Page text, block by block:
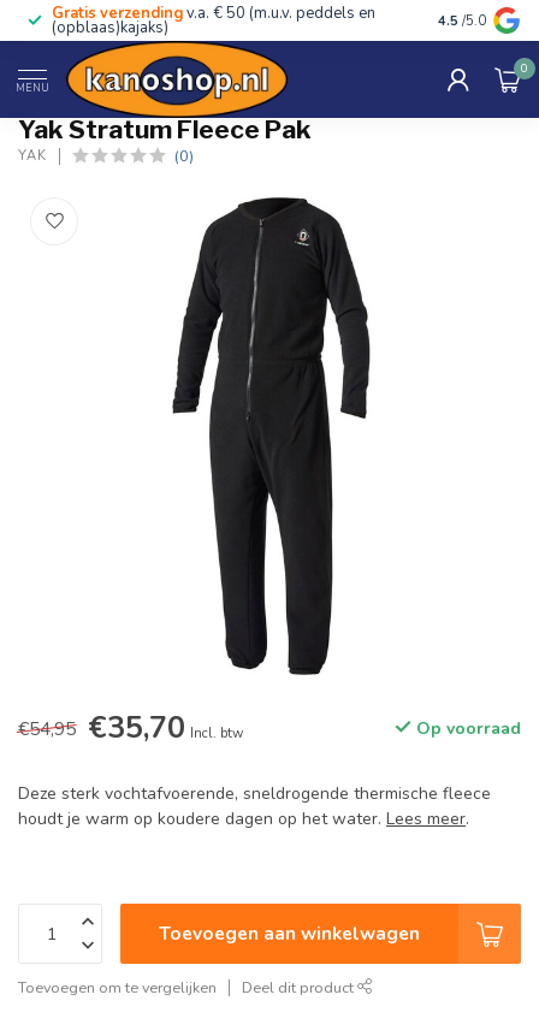
Gratis verzendingv.a. € 50 (m.u.v. peddels en
(opblaas)kajaks) Advies van
4.5 /5.0
MENU
0
Home / Stratum Fleece Pak
Yak Stratum Fleece Pak
YAK (0)
€54,95 €35,70 Incl. btw Op voorraad
Deze sterk vochtafvoerende, sneldrogende thermische fleece
houdt je warm op koudere dagen op het water. Lees meer.
Toevoegen aan winkelwagen
Toevoegen om te vergelijken Deel dit product